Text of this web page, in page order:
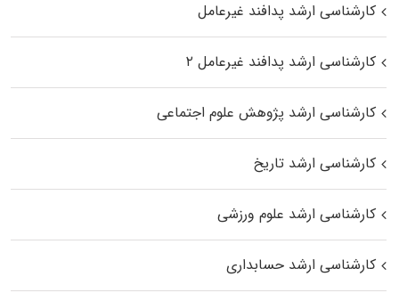
کارشناسی ارشد پدافند غیرعامل
کارشناسی ارشد پدافند غیرعامل ۲
کارشناسی ارشد پژوهش علوم اجتماعی
کارشناسی ارشد تاریخ
کارشناسی ارشد علوم ورزشی
کارشناسی ارشد حسابداری